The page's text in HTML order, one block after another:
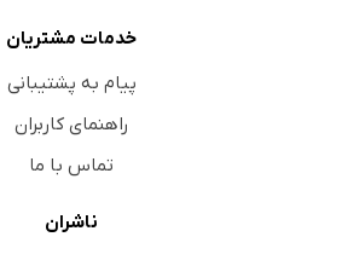
خدمات مشتریان
پیام به پشتیبانی
راهنمای کاربران
تماس با ما
ناشران